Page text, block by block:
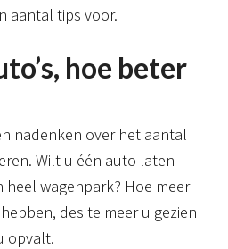
aantal tips voor.
hoe beter
nadenken over het aantal
Wilt u één auto laten
heel wagenpark? Hoe meer
hebben, des te meer u gezien
opvalt.